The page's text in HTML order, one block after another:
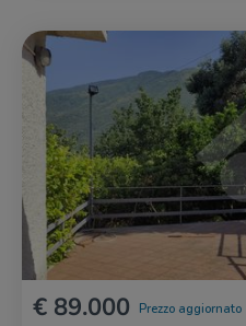
€ 89.000 Prezzo aggiornato